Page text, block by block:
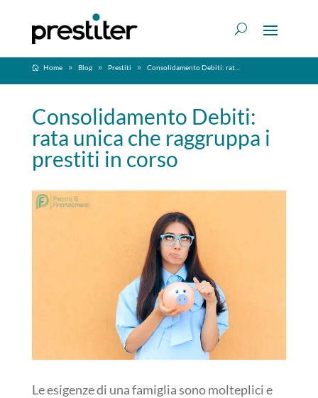
Home Blog Prestiti Consolidamento Debiti: rata unica che raggruppa i prestiti in corso
Consolidamento Debiti:
rata unica che raggruppa i
prestiti in corso
Le esigenze di una famiglia sono molteplici e